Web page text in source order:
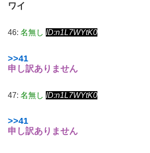
ワイ
46: 名無し ID:n1L7WYtK0
>>41
申し訳ありません
47: 名無し ID:n1L7WYtK0
>>41
申し訳ありません